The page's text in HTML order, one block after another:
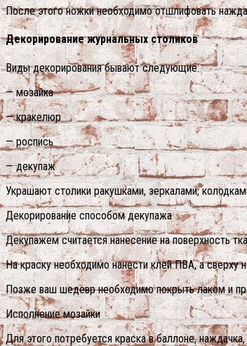
После этого ножки необходимо отшлифовать
Декорирование журнальных столиков
Виды декорирования бывают следующие:
— мозайка
— кракелюр
— роспись
— декупаж
Украшают столики ракушками, зеркалами,
Декорирование способом декупажа
Декупажем считается нанесение на поверхность
На краску необходимо нанести клей ПВА, а сверху
Позже ваш шедевр необходимо покрыть лаком и
Исполнение мозайки
Для этого потребуется краска в баллоне,